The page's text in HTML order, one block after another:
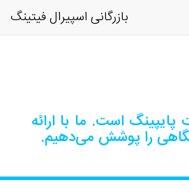
بازرگانی اسپیرال فیتینگ
است. ما با ارائه
را پوشش می‌دهیم.